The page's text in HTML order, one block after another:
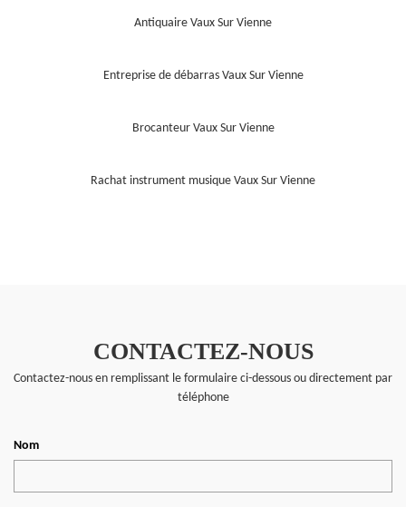
Antiquaire Vaux Sur Vienne
Entreprise de débarras Vaux Sur Vienne
Brocanteur Vaux Sur Vienne
Rachat instrument musique Vaux Sur Vienne
CONTACTEZ-NOUS
Contactez-nous en remplissant le formulaire ci-dessous ou directement par
téléphone
Nom